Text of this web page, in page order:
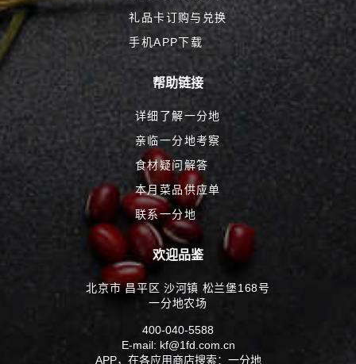
礼品卡订购与兑换
手机APP下载
帮助链接
详细了解一分地
亲临一分地考察
食材疑问解答
本月菜品供应单
联系一分地
欢迎品鉴
北京市 昌平区 沙河镇 松兰堡168号
一分地农场
400-040-5588
E-mail: kf@1fd.com.cn
APP，在各应用商店搜索：一分地